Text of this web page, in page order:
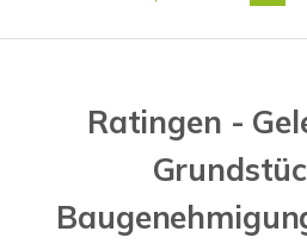
Ratingen -